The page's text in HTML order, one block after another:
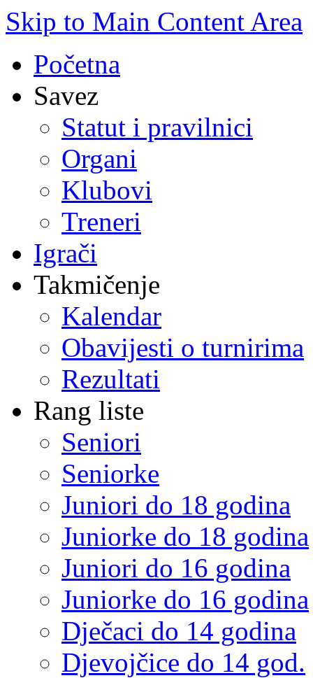
Skip to Main Content Area
Početna
Savez
Statut i pravilnici
Organi
Klubovi
Treneri
Igrači
Takmičenje
Kalendar
Obavijesti o turnirima
Rezultati
Rang liste
Seniori
Seniorke
Juniori do 18 godina
Juniorke do 18 godina
Juniori do 16 godina
Juniorke do 16 godina
Dječaci do 14 godina
Djevojčice do 14 god.